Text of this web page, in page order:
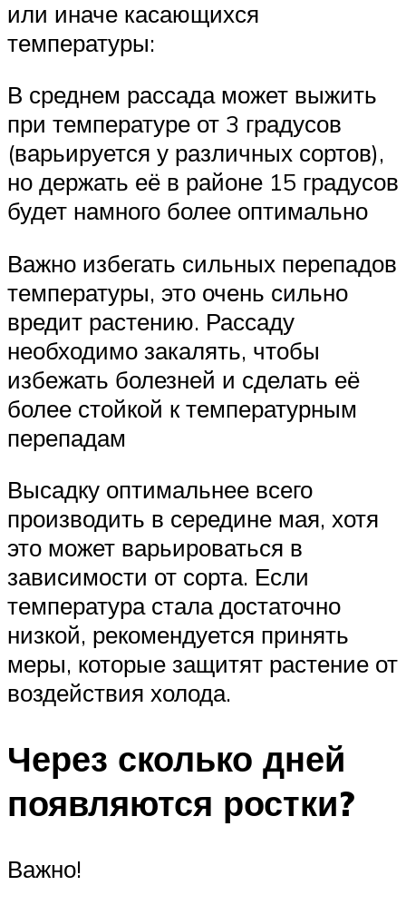
или иначе касающихся
температуры:
В среднем рассада может выжить
при температуре от 3 градусов
(варьируется у различных сортов),
но держать её в районе 15 градусов
будет намного более оптимально
Важно избегать сильных перепадов
температуры, это очень сильно
вредит растению. Рассаду
необходимо закалять, чтобы
избежать болезней и сделать её
более стойкой к температурным
перепадам
Высадку оптимальнее всего
производить в середине мая, хотя
это может варьироваться в
зависимости от сорта. Если
температура стала достаточно
низкой, рекомендуется принять
меры, которые защитят растение от
воздействия холода.
Через сколько дней
появляются ростки?
Важно!